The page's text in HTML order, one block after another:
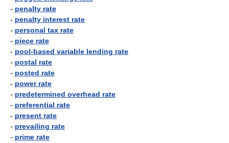
- penalty rate
- penalty interest rate
- personal tax rate
- piece rate
- pool-based variable lending rate
- postal rate
- posted rate
- power rate
- predetermined overhead rate
- preferential rate
- present rate
- prevailing rate
- prime rate